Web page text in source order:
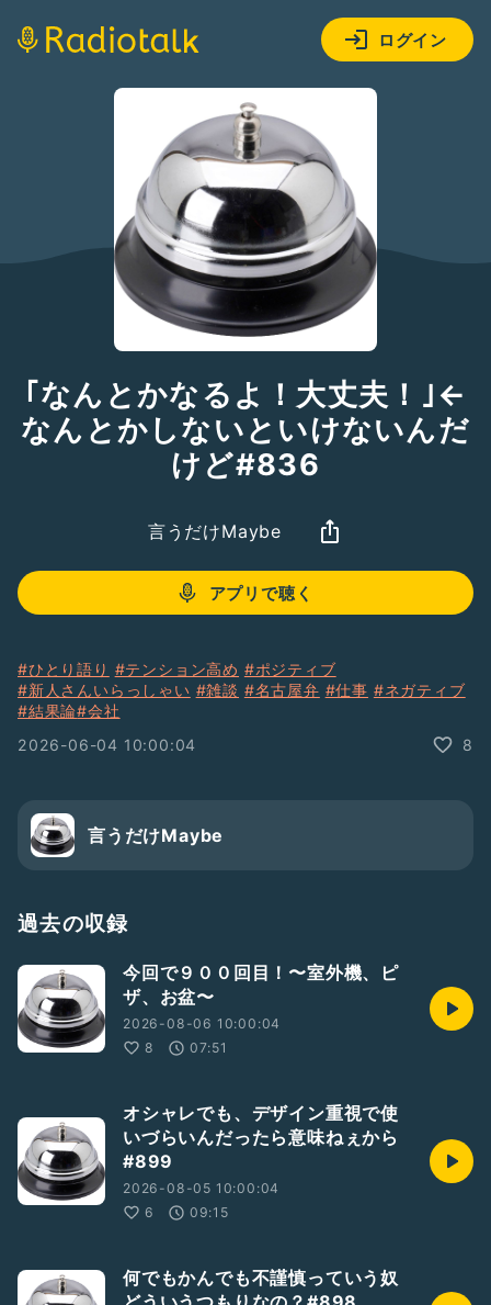
ログイン
｢なんとかなるよ！大丈夫！｣←
なんとかしないといけないんだ
けど#836
言うだけMaybe
アプリで聴く
#ひとり語り #テンション高め #ポジティブ
#新人さんいらっしゃい #雑談 #名古屋弁 #仕事 #ネガティブ
#結果論#会社
2026-06-04 10:00:04
8
言うだけMaybe
過去の収録
今回で９００回目！〜室外機、ピ
ザ、お盆〜
2026-08-06 10:00:04
8
07:51
オシャレでも、デザイン重視で使
いづらいんだったら意味ねぇから
#899
2026-08-05 10:00:04
6
09:15
何でもかんでも不謹慎っていう奴